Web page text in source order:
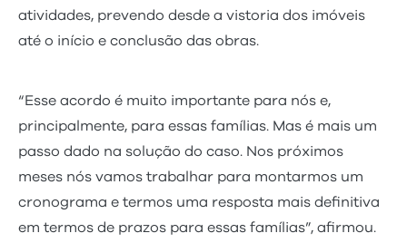
atividades, prevendo desde a vistoria dos imóveis
até o início e conclusão das obras.
“Esse acordo é muito importante para nós e,
principalmente, para essas famílias. Mas é mais um
passo dado na solução do caso. Nos próximos
meses nós vamos trabalhar para montarmos um
cronograma e termos uma resposta mais definitiva
em termos de prazos para essas famílias”, afirmou.